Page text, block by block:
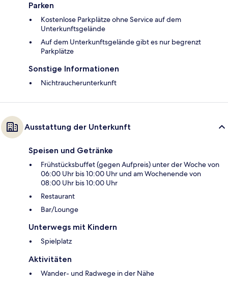
Parken
Kostenlose Parkplätze ohne Service auf dem
Unterkunftsgelände
Auf dem Unterkunftsgelände gibt es nur begrenzt
Parkplätze
Sonstige Informationen
Nichtraucherunterkunft
Ausstattung der Unterkunft
Speisen und Getränke
Frühstücksbuffet (gegen Aufpreis) unter der Woche von
06:00 Uhr bis 10:00 Uhr und am Wochenende von
08:00 Uhr bis 10:00 Uhr
Restaurant
Bar/Lounge
Unterwegs mit Kindern
Spielplatz
Aktivitäten
Wander- und Radwege in der Nähe